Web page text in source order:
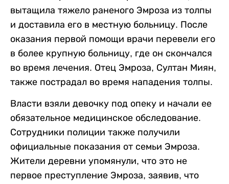
вытащила тяжело раненого Эмроза из толпы
и доставила его в местную больницу. После
оказания первой помощи врачи перевели его
в более крупную больницу, где он скончался
во время лечения. Отец Эмроза, Султан Миян,
также пострадал во время нападения толпы.
Власти взяли девочку под опеку и начали ее
обязательное медицинское обследование.
Сотрудники полиции также получили
официальные показания от семьи Эмроза.
Жители деревни упомянули, что это не
первое преступление Эмроза, заявив, что